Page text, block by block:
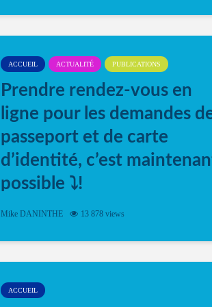
ACCUEIL ACTUALITÉ PUBLICATIONS
Prendre rendez-vous en
ligne pour les demandes
passeport et de carte
d’identité, c’est
possible ⤵️!
Désormais, il est possible de prendre rendez-vous
Mike DANINTHE 13 878 views
ACCUEIL